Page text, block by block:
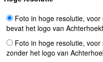
Foto in hoge resolutie,
bevat het logo van
Foto in hoge resolutie,
zonder het logo van